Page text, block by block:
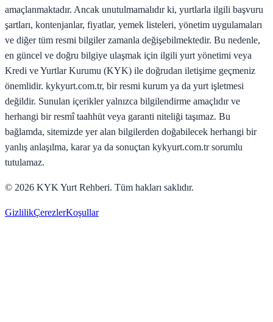
amaçlanmaktadır. Ancak unutulmamalıdır ki, yurtlarla ilgili başvuru
şartları, kontenjanlar, fiyatlar, yemek listeleri, yönetim uygulamaları
ve diğer tüm resmi bilgiler zamanla değişebilmektedir. Bu nedenle,
en güncel ve doğru bilgiye ulaşmak için ilgili yurt yönetimi veya
Kredi ve Yurtlar Kurumu (KYK) ile doğrudan iletişime geçmeniz
önemlidir. kykyurt.com.tr, bir resmi kurum ya da yurt işletmesi
değildir. Sunulan içerikler yalnızca bilgilendirme amaçlıdır ve
herhangi bir resmî taahhüt veya garanti niteliği taşımaz. Bu
bağlamda, sitemizde yer alan bilgilerden doğabilecek herhangi bir
yanlış anlaşılma, karar ya da sonuçtan kykyurt.com.tr sorumlu
tutulamaz.
© 2026 KYK Yurt Rehberi. Tüm hakları saklıdır.
GizlilikÇerezlerKoşullar